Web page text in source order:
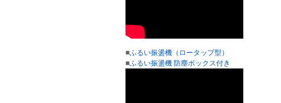
■ふるい振盪機（ロータップ型）
■ふるい振盪機 防塵ボックス付き